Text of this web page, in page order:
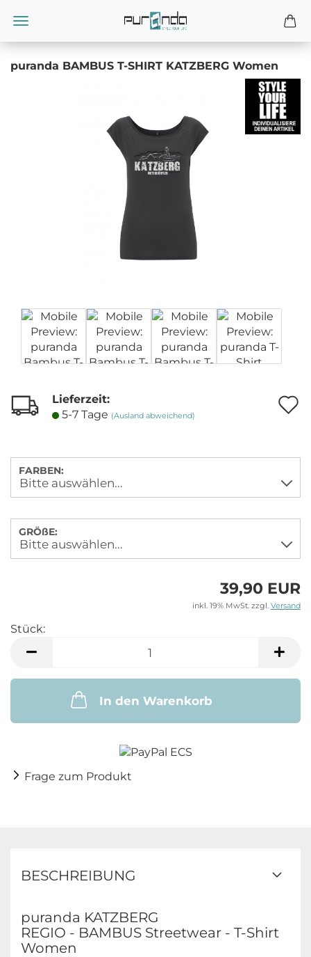
puranda BAMBUS T-SHIRT KATZBERG Women
Lieferzeit:
5-7 Tage (Ausland abweichend)
FARBEN:
GRÖßE:
39,90 EUR
inkl. 19% MwSt. zzgl. Versand
Stück:
In den Warenkorb
Frage zum Produkt
BESCHREIBUNG
puranda KATZBERG
REGIO - BAMBUS Streetwear - T-Shirt
Women